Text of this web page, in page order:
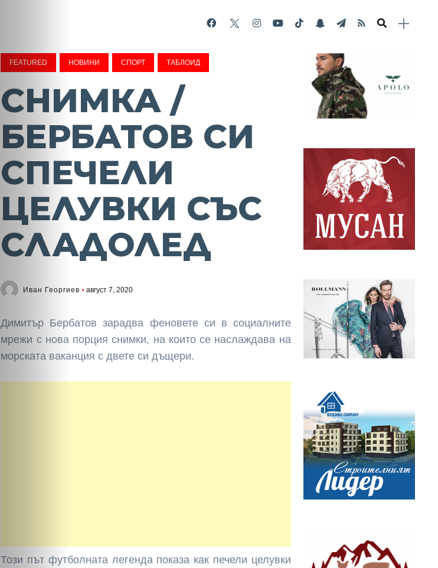
FEATURED НОВИНИ СПОРТ ТАБЛОИД
СНИМКА /
БЕРБАТОВ СИ
СПЕЧЕЛИ
ЦЕЛУВКИ СЪС
СЛАДОЛЕД
Иван Георгиев август 7, 2020
Димитър Бербатов зарадва феновете си в социалните
мрежи с нова порция снимки, на които се наслаждава на
морската ваканция с двете си дъщери.
Този път футболната легенда показа как печели целувки